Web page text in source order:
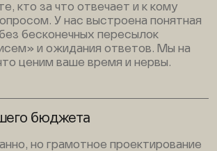
кто за что отвечает и к кому
У нас выстроена понятная
бесконечных пересылок
и ожидания ответов. Мы на
ценим ваше время и нервы.
бюджета
но грамотное проектирование